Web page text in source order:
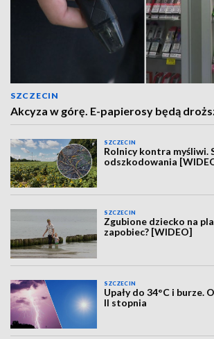
SZCZECIN
Akcyza w górę. E-papierosy będą
SZCZECIN
Rolnicy kontra myśliwi.
odszkodowania
SZCZECIN
Zgubione dziecko na
zapobiec? [WIDEO]
SZCZECIN
Upały do 34°C i burze.
II stopnia